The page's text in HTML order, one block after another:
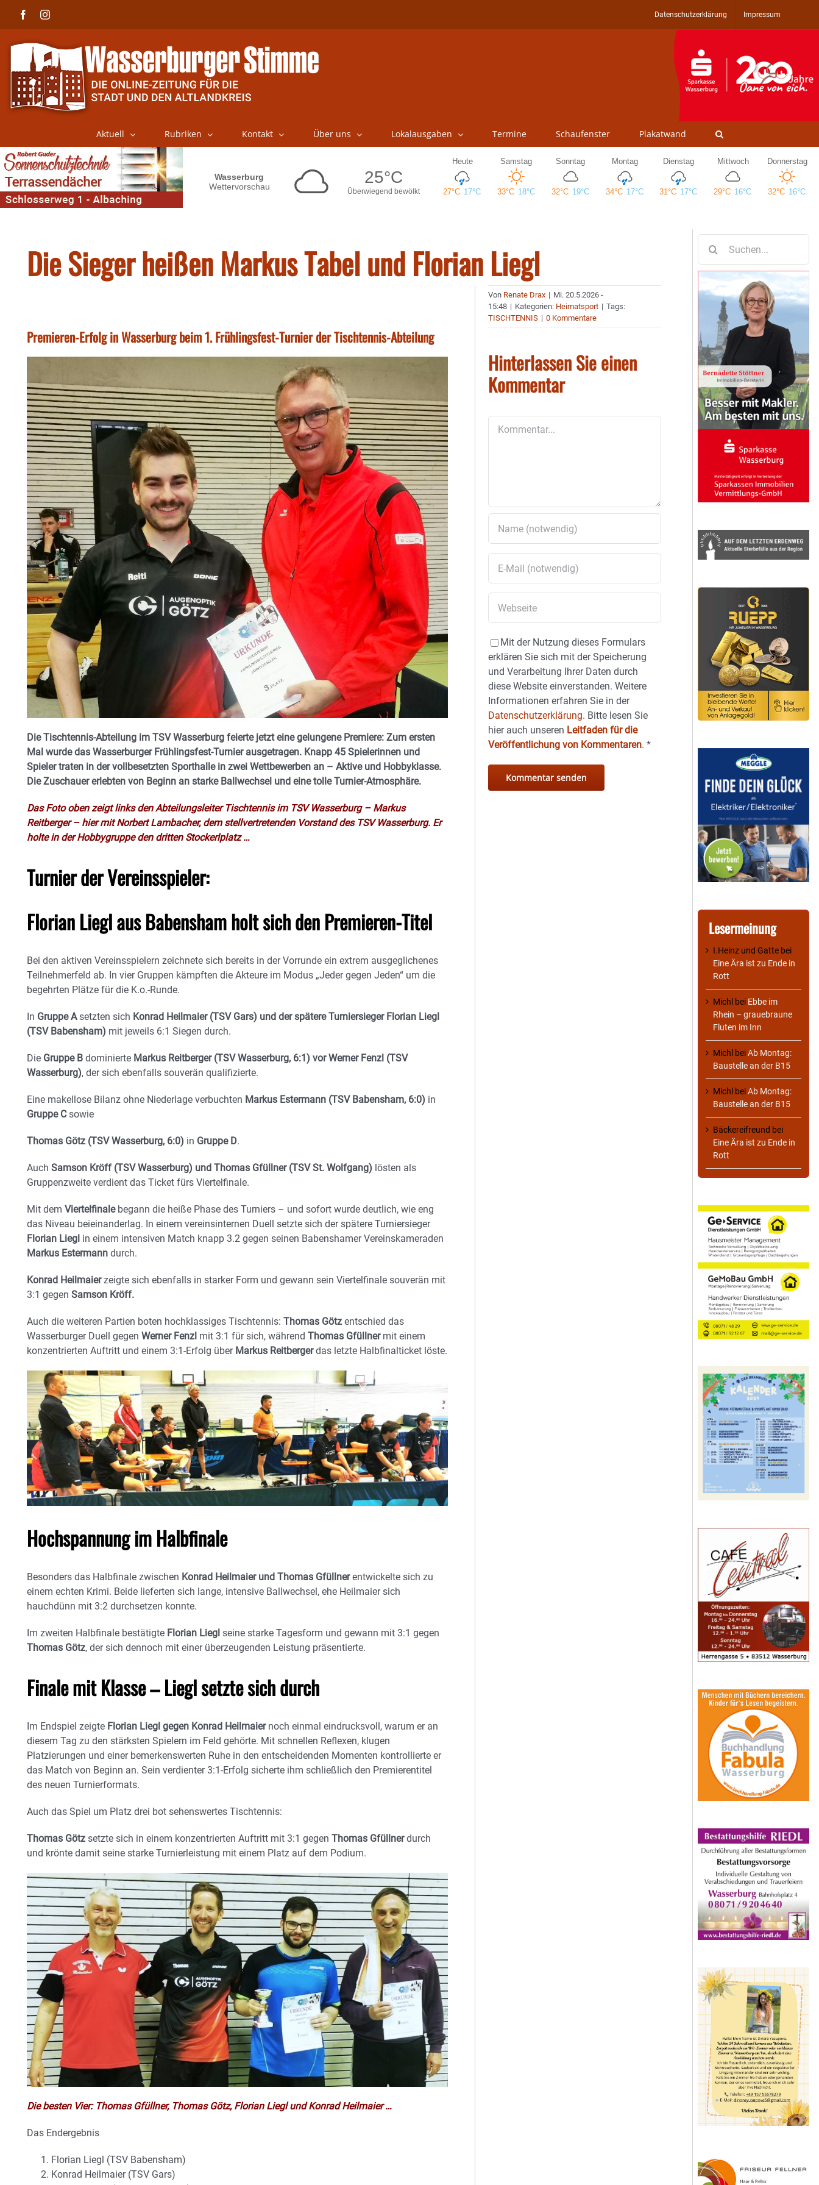
FacebookInstagram Datenschutzerklärung Impressum
Aktuell Rubriken Kontakt Über uns Lokalausgaben Termine Schaufenster Plakatwand
Die Sieger heißen Markus Tabel und Florian Liegl
Premieren-Erfolg in Wasserburg beim 1. Frühlingsfest-Turnier der Tischtennis-Abteilung
Die Tischtennis-Abteilung im TSV Wasserburg feierte jetzt eine gelungene Premiere: Zum ersten
Mal wurde das Wasserburger Frühlingsfest-Turnier ausgetragen. Knapp 45 Spielerinnen und
Spieler traten in der vollbesetzten Sporthalle in zwei Wettbewerben an – Aktive und Hobbyklasse.
Die Zuschauer erlebten von Beginn an starke Ballwechsel und eine tolle Turnier-Atmosphäre.
Das Foto oben zeigt links den Abteilungsleiter Tischtennis im TSV Wasserburg – Markus
Reitberger – hier mit Norbert Lambacher, dem stellvertretenden Vorstand des TSV Wasserburg. Er
holte in der Hobbygruppe den dritten Stockerlplatz …
Turnier der Vereinsspieler:
Florian Liegl aus Babensham holt sich den Premieren-Titel
Bei den aktiven Vereinsspielern zeichnete sich bereits in der Vorrunde ein extrem ausgeglichenes
Teilnehmerfeld ab. In vier Gruppen kämpften die Akteure im Modus „Jeder gegen Jeden“ um die
begehrten Plätze für die K.o.-Runde.
In Gruppe Asetzten sich Konrad Heilmaier (TSV Gars) und der spätere Turniersieger Florian Liegl
(TSV Babensham) mit jeweils 6:1 Siegen durch.
Die Gruppe B dominierte Markus Reitberger (TSV Wasserburg, 6:1) vor Werner Fenzl (TSV
Wasserburg), der sich ebenfalls souverän qualifizierte.
Eine makellose Bilanz ohne Niederlage verbuchten Markus Estermann (TSV Babensham, 6:0) in
Gruppe Csowie
Thomas Götz (TSV Wasserburg, 6:0) in Gruppe D.
Auch Samson Kröff (TSV Wasserburg) und Thomas Gfüllner (TSV St. Wolfgang) lösten als
Gruppenzweite verdient das Ticket fürs Viertelfinale.
Mit dem Viertelfinalebegann die heiße Phase des Turniers – und sofort wurde deutlich, wie eng
das Niveau beieinanderlag. In einem vereinsinternen Duell setzte sich der spätere Turniersieger
Florian Liegl in einem intensiven Match knapp 3.2 gegen seinen Babenshamer Vereinskameraden
Markus Estermann durch.
Konrad Heilmaierzeigte sich ebenfalls in starker Form und gewann sein Viertelfinale souverän mit
3:1 gegen Samson Kröff.
Auch die weiteren Partien boten hochklassiges Tischtennis: Thomas Götz entschied das
Wasserburger Duell gegen Werner Fenzl mit 3:1 für sich, während Thomas Gfüllnermit einem
konzentrierten Auftritt und einem 3:1-Erfolg über Markus Reitbergerdas letzte Halbfinalticket löste.
Hochspannung im Halbfinale
Besonders das Halbfinale zwischen Konrad Heilmaier und Thomas Gfüllnerentwickelte sich zu
einem echten Krimi. Beide lieferten sich lange, intensive Ballwechsel, ehe Heilmaier sich
hauchdünn mit 3:2 durchsetzen konnte.
Im zweiten Halbfinale bestätigte Florian Liegl seine starke Tagesform und gewann mit 3:1 gegen
Thomas Götz, der sich dennoch mit einer überzeugenden Leistung präsentierte.
Finale mit Klasse – Liegl setzte sich durch
Im Endspiel zeigte Florian Liegl gegen Konrad Heilmaiernoch einmal eindrucksvoll, warum er an
diesem Tag zu den stärksten Spielern im Feld gehörte. Mit schnellen Reflexen, klugen
Platzierungen und einer bemerkenswerten Ruhe in den entscheidenden Momenten kontrollierte er
das Match von Beginn an. Sein verdienter 3:1-Erfolg sicherte ihm schließlich den Premierentitel
des neuen Turnierformats.
Auch das Spiel um Platz drei bot sehenswertes Tischtennis:
Thomas Götz setzte sich in einem konzentrierten Auftritt mit 3:1 gegen Thomas Gfüllnerdurch
und krönte damit seine starke Turnierleistung mit einem Platz auf dem Podium.
Die besten Vier: Thomas Gfüllner, Thomas Götz, Florian Liegl und Konrad Heilmaier …
Das Endergebnis
Florian Liegl (TSV Babensham)
Konrad Heilmaier (TSV Gars)
Von Renate Drax | Mi. 20.5.2026 -
15:48 | Kategorien: Heimatsport | Tags:
TISCHTENNIS | 0 Kommentare
Hinterlassen Sie einen
Kommentar
Mit der Nutzung dieses Formulars
erklären Sie sich mit der Speicherung
und Verarbeitung Ihrer Daten durch
diese Website einverstanden. Weitere
Informationen erfahren Sie in der
Datenschutzerklärung. Bitte lesen Sie
hier auch unseren Leitfaden für die
Veröffentlichung von Kommentaren.*
nach:
Lesermeinung
I.Heinz und Gatte bei
Eine Ära ist zu Ende in
Rott
Michl bei Ebbe im
Rhein – grauebraune
Fluten im Inn
Michl beiAb Montag:
Baustelle an der B15
Michl beiAb Montag:
Baustelle an der B15
Bäckereifreund bei
Eine Ära ist zu Ende in
Rott